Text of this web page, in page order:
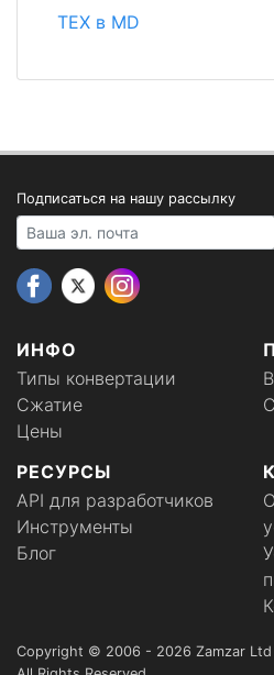
TEX в MD
ИНФО
Типы конвертации
Сжатие
Цены
РЕСУРСЫ
API для разработчиков
Инструменты
Блог
Подписаться на нашу рассылку
Your email address
Copyright © 2006 - 2026 Zamzar Ltd